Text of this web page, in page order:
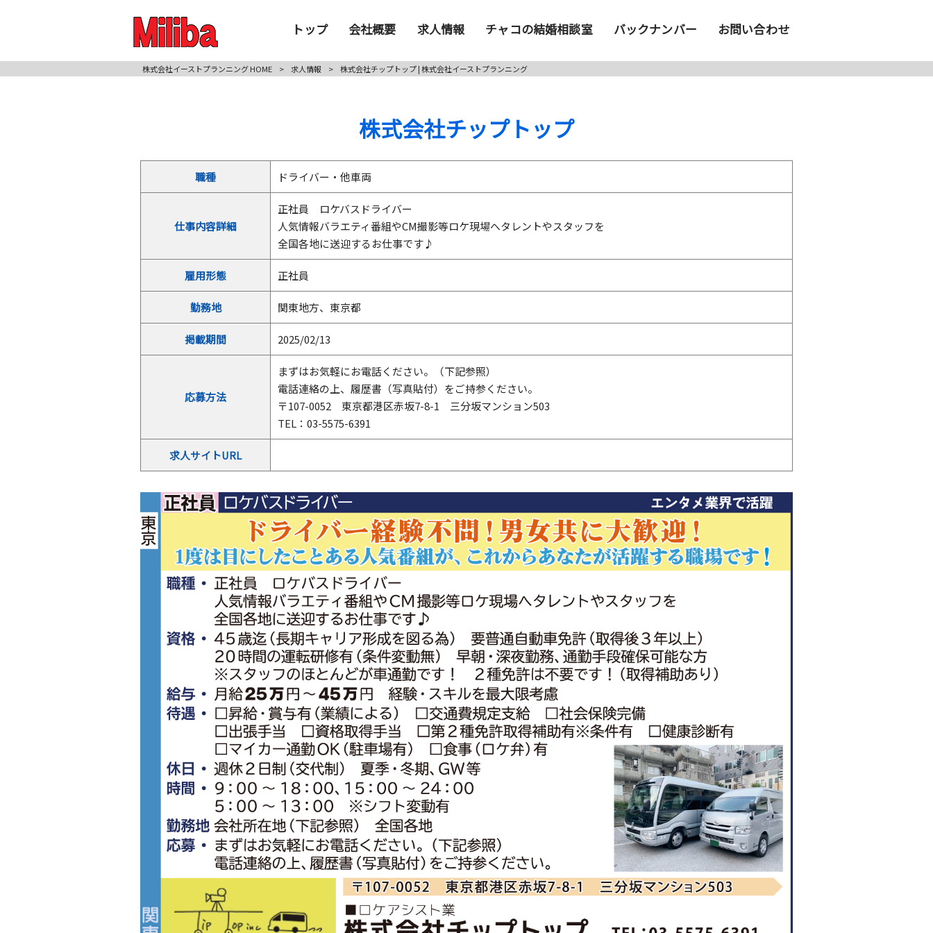
トップ 会社概要 求人情報 チャコの結婚相談室 バックナンバー お問い合わせ
株式会社イーストプランニング HOME > 求人情報 > 株式会社チップトップ | 株式会社イーストプランニング
株式会社チップトップ
職種 ドライバー・他車両
仕事内容詳細
正社員 ロケバスドライバー
人気情報バラエティ番組やCM撮影等ロケ現場へタレントやスタッフを
全国各地に送迎するお仕事です♪
雇用形態 正社員
勤務地 関東地方、東京都
掲載期間 2025/02/13
応募方法
まずはお気軽にお電話ください。（下記参照）
電話連絡の上、履歴書（写真貼付）をご持参ください。
〒107-0052 東京都港区赤坂7-8-1 三分坂マンション503
TEL：03-5575-6391
求人サイトURL